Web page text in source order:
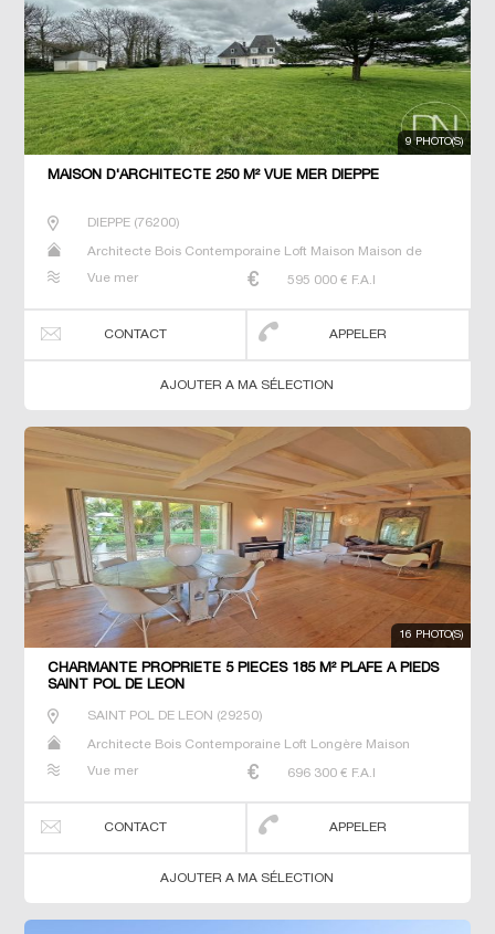
9 PHOTO(S)
MAISON D'ARCHITECTE 250 M² VUE MER DIEPPE
DIEPPE(76200)
Architecte Bois Contemporaine Loft Maison Maison de
Vue mer
595 000 € F.A.I
CONTACT APPELER
AJOUTER A MA SÉLECTION
16 PHOTO(S)
CHARMANTE PROPRIETE 5 PIECES 185 M² PLAFE A PIEDS
SAINT POL DE LEON
SAINT POL DE LEON (29250)
Architecte Bois Contemporaine Loft Longère Maison
Vue mer
696 300 € F.A.I
CONTACT APPELER
AJOUTER A MA SÉLECTION